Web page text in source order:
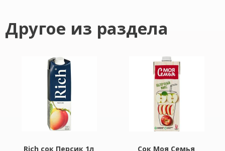
Другое из раздела
Rich сок Персик 1л
Сок Моя Семья